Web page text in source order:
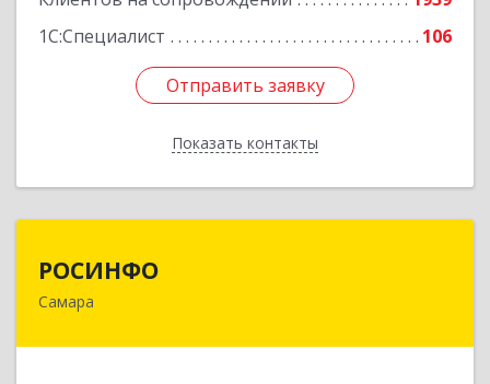
1С:Специалист
106
Отправить заявку
Показать контакты
Отправить заявку
Назад
РОСИНФО
Самара443069, Самарская обл, Самара г, Авроры ул,